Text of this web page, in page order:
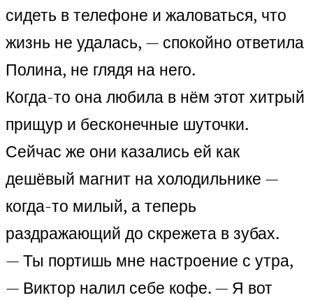
сидеть в телефоне и жаловаться, что
жизнь не удалась, — спокойно ответила
Полина, не глядя на него.
Когда-то она любила в нём этот хитрый
прищур и бесконечные шуточки.
Сейчас же они казались ей как
дешёвый магнит на холодильнике —
когда-то милый, а теперь
раздражающий до скрежета в зубах.
— Ты портишь мне настроение с утра,
— Виктор налил себе кофе. — Я вот